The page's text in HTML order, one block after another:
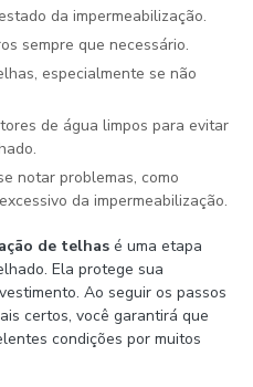
da impermeabilização.
sempre que necessário.
da impermeabilização.
de telhas é uma etapa
Ela protege sua
Ao seguir os passos
certos, você garantirá que
condições por muitos